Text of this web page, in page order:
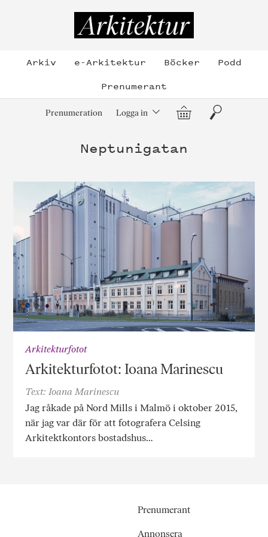
Arkiv e-Arkitektur Böcker
Podd
Prenumerant
Prenumeration Logga in Varukorg
Sök
Neptunigatan
Arkitekturfotot
Arkitekturfotot: Ioana Marinescu
Text: Ioana Marinescu
Jag råkade på Nord Mills i Malmö i oktober 2015,
när jag var där för att fotografera Celsing
Arkitektkontors bostadshus…
Prenumerant
Annonsera